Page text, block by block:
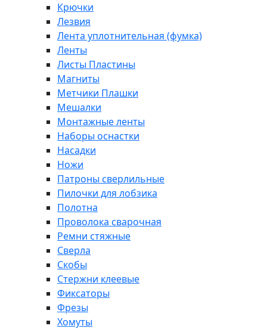
Крючки
Лезвия
Лента уплотнительная (фумка)
Ленты
Листы Пластины
Магниты
Метчики Плашки
Мешалки
Монтажные ленты
Наборы оснастки
Насадки
Ножи
Патроны сверлильные
Пилочки для лобзика
Полотна
Проволока сварочная
Ремни стяжные
Сверла
Скобы
Стержни клеевые
Фиксаторы
Фрезы
Хомуты